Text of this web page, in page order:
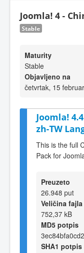
Joomla! 4 -
Stable
Maturity
Stable
Objavljeno na
četvrtak, 15
Joomla!
zh-TW
This is the full
Pack for
Preuzeto
26.948 put
Veličina fajla
752,37 kB
MD5 potpis
SHA1 potpis